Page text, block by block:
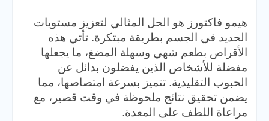
هيمو فاكتورز هو الحل المثالي لتعزيز مستويات
الحديد في الجسم بطريقة مبتكرة. تأتي هذه
الأقراص بطعم شهي وسهلة المضغ، ما يجعلها
مفضلة للأشخاص الذين يفضلون بدائل عن
الحبوب التقليدية. تتميز بسرعة امتصاصها، مما
يضمن تحقيق نتائج ملحوظة في وقت قصير، مع
مراعاة اللطف على المعدة.